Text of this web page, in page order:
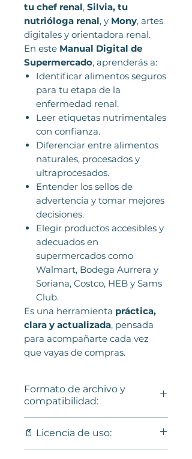
tu chef renal, Silvia, tu
nutrióloga renal, y Mony, artes
digitales y orientadora renal.
En este Manual Digital de
Supermercado, aprenderás a:
Identificar alimentos seguros
para tu etapa de la
enfermedad renal.
Leer etiquetas nutrimentales
con confianza.
Diferenciar entre alimentos
naturales, procesados y
ultraprocesados.
Entender los sellos de
advertencia y tomar mejores
decisiones.
Elegir productos accesibles y
adecuados en
supermercados como
Walmart, Bodega Aurrera y
Soriana, Costco, HEB y Sams
Club.
Es una herramienta práctica,
clara y actualizada, pensada
para acompañarte cada vez
que vayas de compras.
Formato de archivo y
compatibilidad:
Compatible con:
📱 Celulares
📄 Licencia de uso: